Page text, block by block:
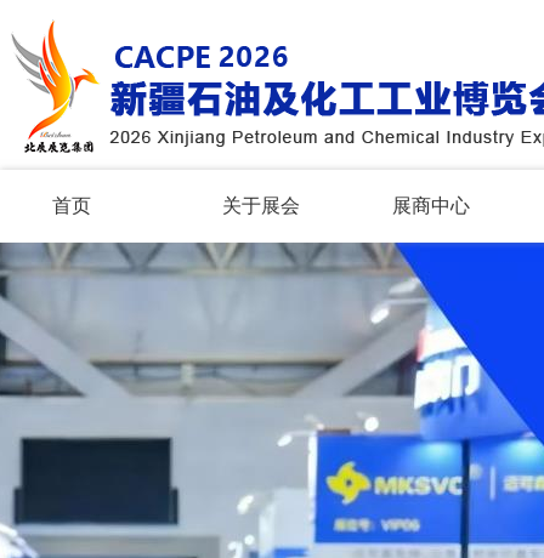
首页 关于展会 展商中心